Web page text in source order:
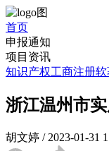
首页
申报通知
项目资讯
知识产权工商注册软
浙江温州市
胡文婷 / 2023-01-31